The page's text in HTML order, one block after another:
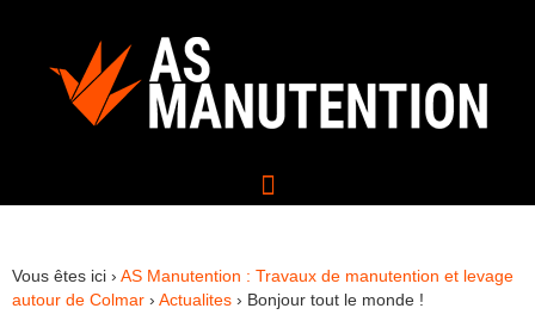
Vous êtes ici › AS Manutention : Travaux de manutention et levage
autour de Colmar › Actualites › Bonjour tout le monde !